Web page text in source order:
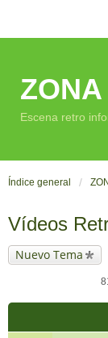
Escena retro
Índice general
Vídeos
Nuevo Tema